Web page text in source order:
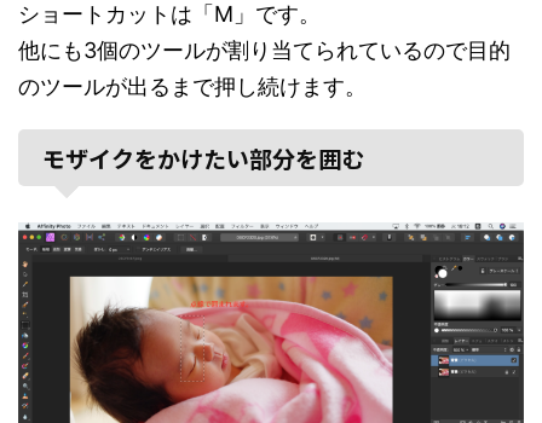
ショートカットは「M」です。
他にも3個のツールが割り当てられているので目的
のツールが出るまで押し続けます。
モザイクをかけたい部分を囲む